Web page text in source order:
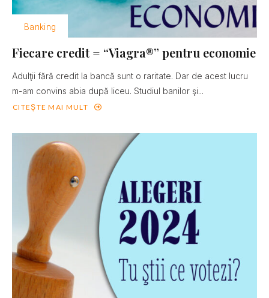
Banking
Fiecare credit = “Viagra®” pentru economie
Adulţii fără credit la bancă sunt o raritate. Dar de acest lucru
m-am convins abia după liceu. Studiul banilor şi...
CITEȘTE MAI MULT